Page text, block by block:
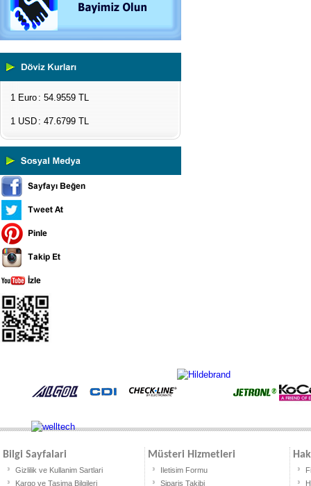
Plastik Test Cihazları
Boya Kontrol Test Cihazları
El Tipi Ölçüm Cihazları
1 Euro : 54.9559 TL
1 USD : 47.6799 TL
Bilgi Sayfalari
Gizlilik ve Kullanim Sartlari
Kargo ve Tasima Bilgileri
Müsteri Hizmetleri
Iletisim Formu
Siparis Takibi